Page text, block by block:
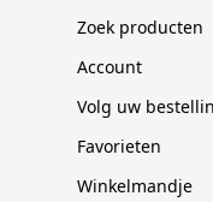
Zoek producten
Account
Volg uw
Favorieten
Winkelmandje